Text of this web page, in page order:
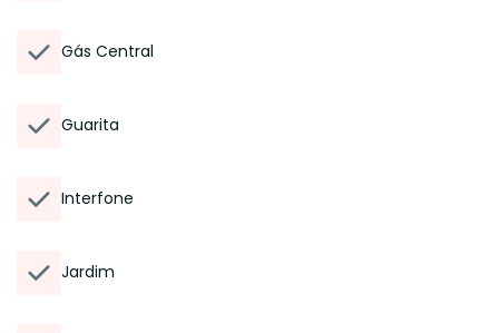
Gás Central
Guarita
Interfone
Jardim